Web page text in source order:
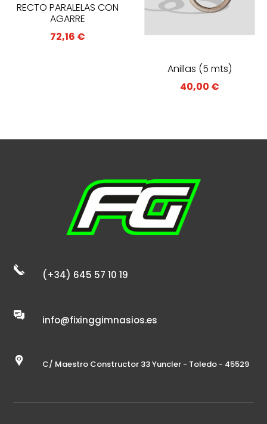
RECTO PARALELAS CON
AGARRE
72,16 €
Anillas (5 mts)
40,00 €
(+34) 645 57 10 19
info@fixinggimnasios.es
C/ Maestro Constructor 33 Yuncler - Toledo - 45529